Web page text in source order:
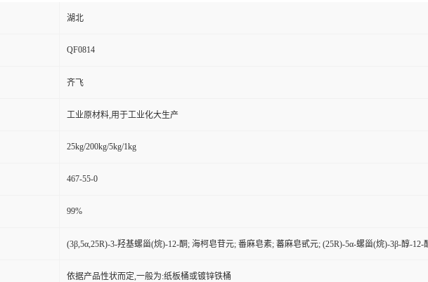
湖北
QF0814
齐飞
工业原材料,用于工业化大生产
25kg/200kg/5kg/1kg
467-55-0
99%
(3β,5α,25R)-3-羟基螺甾(烷)-12-酮; 海柯皂苷元; 番麻皂素; 蕃麻皂甙元; (25R)-5α-螺甾(烷)-3β-醇-12-
依据产品性状而定,一般为:纸板桶或镀锌铁桶